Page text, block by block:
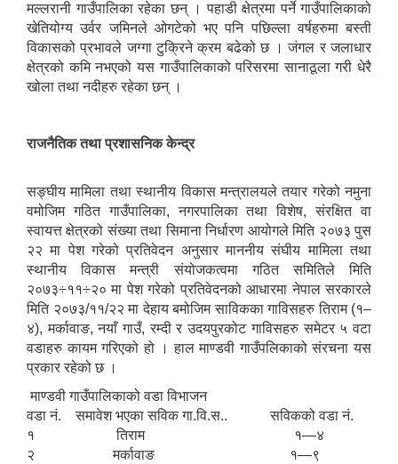
मल्लरानी गाउँपालिका रहेका छन् । पहाडी क्षेत्रमा पर्ने गाउँपालिकाको
खेतियोग्य उर्वर जमिनले ओगटेको भए पनि पछिल्ला वर्षहरुमा बस्ती
विकासको प्रभावले जग्गा टुक्रिने क्रम बढेको छ । जंगल र जलाधार
क्षेत्रको कमि नभएको यस गाउँपालिकाको परिसरमा सानाठूला गरी धेरै
खोला तथा नदीहरु रहेका छन् ।
राजनैतिक तथा प्रशासनिक केन्द्र
सङ्घीय मामिला तथा स्थानीय विकास मन्त्रालयले तयार गरेको नमुना
वमोजिम गठित गाउँपालिका, नगरपालिका तथा विशेष, संरक्षित वा
स्वायत्त क्षेत्रको संख्या तथा सिमाना निर्धारण आयोगले मिति २०७३ पुस
२२ मा पेश गरेको प्रतिवेदन अनुसार माननीय संघीय मामिला तथा
स्थानीय विकास मन्त्री संयोजकत्वमा गठित समितिले मिति
२०७३÷११÷२० मा पेश गरेको प्रतिवेदनको आधारमा नेपाल सरकारले
मिति २०७३/११/२२ मा देहाय बमोजिम साविकका गाविसहरु तिराम (१–
४), मर्कावाङ, नयाँ गाउँ, रम्दी र उदयपुरकोट गाविसहरु समेटर ५ वटा
वडाहरु कायम गरिएको हो । हाल माण्डवी गाउँपलिकाको संरचना यस
प्रकार रहेको छ ।
माण्डवी गाउँपालिकाको वडा विभाजन
वडा नं. समावेश भएका सविक गा.वि.स.. सविकको वडा नं.
१ तिराम १—४
२ मर्कावाङ १—९